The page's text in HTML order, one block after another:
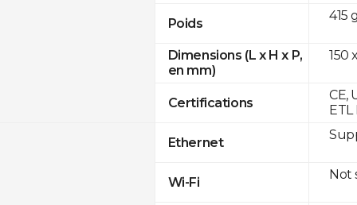
Poids
Dimensions (L x H x P,
en mm)
Certifications
Ethernet
Wi-Fi
415
150
CE,
ETL
Not